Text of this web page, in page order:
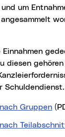
um
diesen
Schuldendienst.
Gruppen